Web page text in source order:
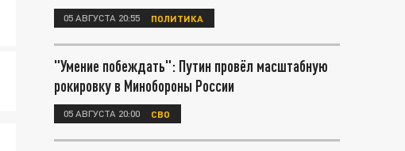
05 АВГУСТА 20:55 ПОЛИТИКА
"Умение побеждать": Путин провёл масштабную
рокировку в Минобороны России
05 АВГУСТА 20:00 СВО